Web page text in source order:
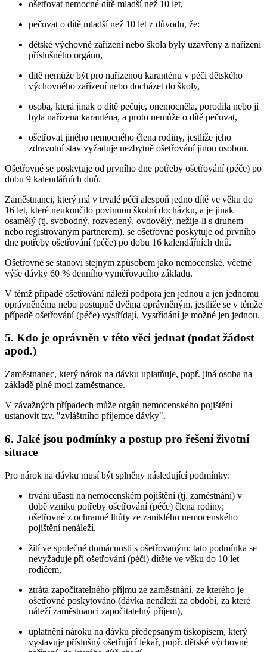
ošetřovat nemocné dítě mladší než 10 let,
pečovat o dítě mladší než 10 let z důvodu, že:
dětské výchovné zařízení nebo škola byly uzavřeny z nařízení
příslušného orgánu,
dítě nemůže být pro nařízenou karanténu v péči dětského
výchovného zařízení nebo docházet do školy,
osoba, která jinak o dítě pečuje, onemocněla, porodila nebo jí
byla nařízena karanténa, a proto nemůže o dítě pečovat,
ošetřovat jiného nemocného člena rodiny, jestliže jeho
zdravotní stav vyžaduje nezbytně ošetřování jinou osobou.
Ošetřovné se poskytuje od prvního dne potřeby ošetřování (péče) po
dobu 9 kalendářních dnů.
Zaměstnanci, který má v trvalé péči alespoň jedno dítě ve věku do
16 let, které neukončilo povinnou školní docházku, a je jinak
osamělý (tj. svobodný, rozvedený, ovdovělý, nežije-li s druhem
nebo registrovaným partnerem), se ošetřovné poskytuje od prvního
dne potřeby ošetřování (péče) po dobu 16 kalendářních dnů.
Ošetřovné se stanoví stejným způsobem jako nemocenské, včetně
výše dávky 60 % denního vyměřovacího základu.
V témž případě ošetřování náleží podpora jen jednou a jen jednomu
oprávněnému nebo postupně dvěma oprávněným, jestliže se v témže
případě ošetřování (péče) vystřídají. Vystřídání je možné jen jednou.
5. Kdo je oprávněn v této věci jednat (podat žádost
apod.)
Zaměstnanec, který nárok na dávku uplatňuje, popř. jiná osoba na
základě plné moci zaměstnance.
V závažných případech může orgán nemocenského pojištění
ustanovit tzv. "zvláštního příjemce dávky".
6. Jaké jsou podmínky a postup pro řešení životní
situace
Pro nárok na dávku musí být splněny následující podmínky:
trvání účasti na nemocenském pojištění (tj. zaměstnání) v
době vzniku potřeby ošetřování (péče) člena rodiny;
ošetřovné z ochranné lhůty ze zaniklého nemocenského
pojištění nenáleží,
žití ve společné domácnosti s ošetřovaným; tato podmínka se
nevyžaduje při ošetřování (péči) dítěte ve věku do 10 let
rodičem,
ztráta započitatelného příjmu ze zaměstnání, ze kterého je
ošetřovné poskytováno (dávka nenáleží za období, za které
náleží zaměstnanci započitatelný příjem),
uplatnění nároku na dávku předepsaným tiskopisem, který
vystavuje příslušný ošetřující lékař, popř. dětské výchovné